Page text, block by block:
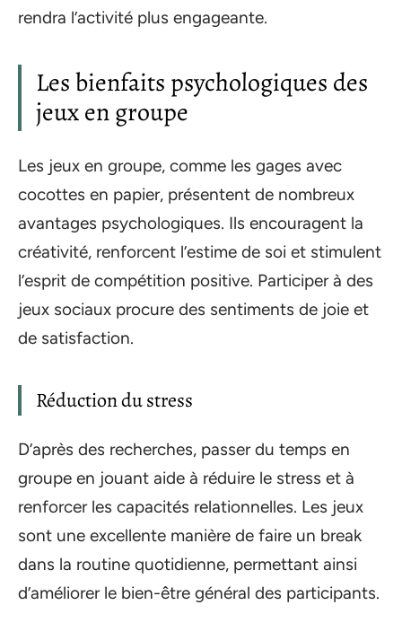
rendra l’activité plus engageante.
Les bienfaits psychologiques des
jeux en groupe
Les jeux en groupe, comme les gages avec
cocottes en papier, présentent de nombreux
avantages psychologiques. Ils encouragent la
créativité, renforcent l’estime de soi et stimulent
l’esprit de compétition positive. Participer à des
jeux sociaux procure des sentiments de joie et
de satisfaction.
Réduction du stress
D’après des recherches, passer du temps en
groupe en jouant aide à réduire le stress et à
renforcer les capacités relationnelles. Les jeux
sont une excellente manière de faire un break
dans la routine quotidienne, permettant ainsi
d’améliorer le bien-être général des participants.